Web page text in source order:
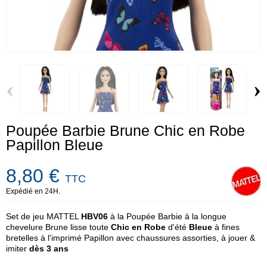
‹ ›
Poupée Barbie Brune Chic en Robe
Papillon Bleue
8,80 € TTC
Expédié en 24H.
Set de jeu MATTEL HBV06 à la Poupée Barbie à la longue
chevelure Brune lisse toute Chic en Robe d'été Bleue à fines
bretelles à l'imprimé Papillon avec chaussures assorties, à jouer &
imiter dès 3 ans